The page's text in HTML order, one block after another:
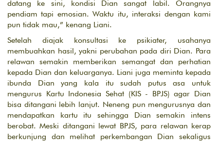
datang ke sini, kondisi Dian sangat labil. Orangnya
pendiam tapi emosian. Waktu itu, interaksi dengan kami
pun tidak mau,” kenang Liani.
Setelah diajak konsultasi ke psikiater, usahanya
membuahkan hasil, yakni perubahan pada diri Dian. Para
relawan semakin memberikan semangat dan perhatian
kepada Dian dan keluarganya. Liani juga meminta kepada
ibunda Dian yang kala itu sudah putus asa untuk
mengurus Kartu Indonesia Sehat (KIS - BPJS) agar Dian
bisa ditangani lebih lanjut. Neneng pun mengurusnya dan
mendapatkan kartu itu sehingga Dian semakin intens
berobat. Meski ditangani lewat BPJS, para relawan kerap
berkunjung dan melihat perkembangan Dian sekaligus